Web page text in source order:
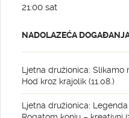
21:00 sat
NADOLAZEĆA
Ljetna družionica: Slikamo
Hod kroz krajolik (11.08.)
Ljetna družionica: